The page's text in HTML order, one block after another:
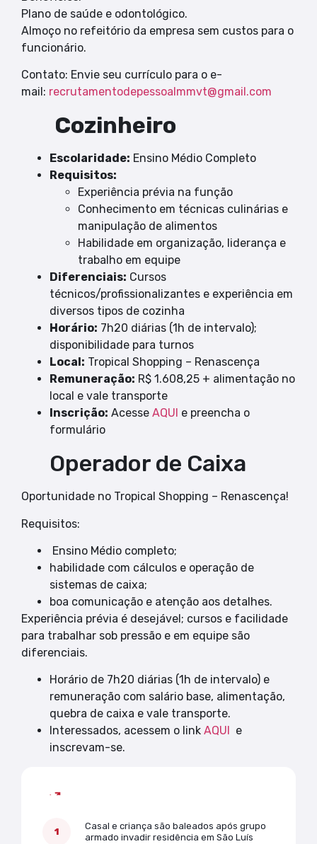
Plano de saúde e odontológico.
Almoço no refeitório da empresa sem custos para o
funcionário.
Contato: Envie seu currículo para o e-
mail: recrutamentodepessoalmmvt@gmail.com
Cozinheiro
Escolaridade: Ensino Médio Completo
Requisitos:
Experiência prévia na função
Conhecimento em técnicas culinárias e
manipulação de alimentos
Habilidade em organização, liderança e
trabalho em equipe
Diferenciais: Cursos
técnicos/profissionalizantes e experiência em
diversos tipos de cozinha
Horário: 7h20 diárias (1h de intervalo);
disponibilidade para turnos
Local: Tropical Shopping – Renascença
Remuneração: R$ 1.608,25 + alimentação no
local e vale transporte
Inscrição: Acesse AQUI e preencha o
formulário
Operador de Caixa
Oportunidade no Tropical Shopping – Renascença!
Requisitos:
Ensino Médio completo;
habilidade com cálculos e operação de
sistemas de caixa;
boa comunicação e atenção aos detalhes.
Experiência prévia é desejável; cursos e facilidade
para trabalhar sob pressão e em equipe são
diferenciais.
Horário de 7h20 diárias (1h de intervalo) e
remuneração com salário base, alimentação,
quebra de caixa e vale transporte.
Interessados, acessem o link AQUI
e
inscrevam-se.
Casal e criança são baleados após grupo
armado invadir residência em São Luís